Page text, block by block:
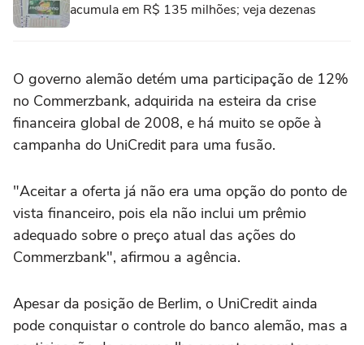
acumula em R$ 135 milhões; veja dezenas
O governo alemão detém uma participação de 12%
no Commerzbank, adquirida na esteira da crise
financeira global de 2008, e há muito se opõe ‌à
campanha do UniCredit para uma fusão.
"Aceitar a ‌oferta já não era uma opção do ponto de
vista financeiro, ⁠pois ela não inclui um prêmio
adequado sobre o preço atual das ações do
Commerzbank", afirmou a agência.
Apesar da posição de Berlim, o UniCredit ainda
pode conquistar o controle do banco alemão, mas a